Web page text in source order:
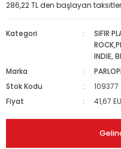
286,22 TL den başlayan
Kategori SIFIR
INDIE,
Marka
Stok Kodu
109377
Fiyat
41,67